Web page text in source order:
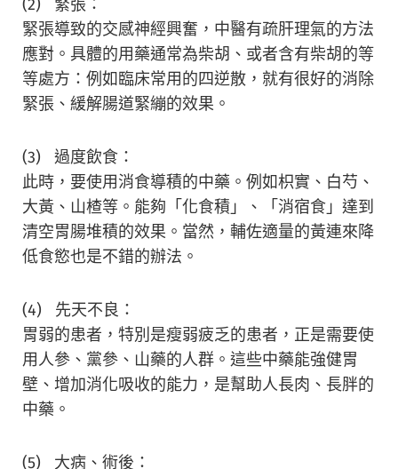
(2) 緊張：
緊張導致的交感神經興奮，中醫有疏肝理氣的方法
應對。具體的用藥通常為柴胡、或者含有柴胡的等
等處方：例如臨床常用的四逆散，就有很好的消除
緊張、緩解腸道緊繃的效果。
(3) 過度飲食：
此時，要使用消食導積的中藥。例如枳實、白芍、
大黃、山楂等。能夠「化食積」、「消宿食」達到
清空胃腸堆積的效果。當然，輔佐適量的黃連來降
低食慾也是不錯的辦法。
(4) 先天不良：
胃弱的患者，特別是瘦弱疲乏的患者，正是需要使
用人參、黨參、山藥的人群。這些中藥能強健胃
壁、增加消化吸收的能力，是幫助人長肉、長胖的
中藥。
(5) 大病、術後：